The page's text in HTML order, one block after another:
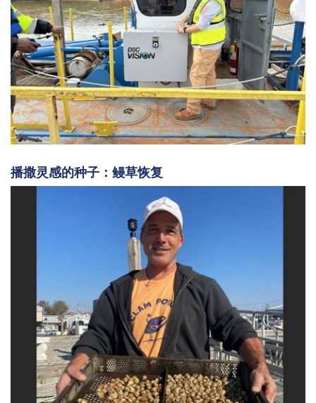
播撒灵感的种子：鳗草恢复